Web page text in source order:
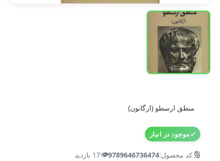
منطق ارسطو (ارگانون)
✓موجود در انبار
🔢کد محصول:9789646736474
👁️17 بازدید